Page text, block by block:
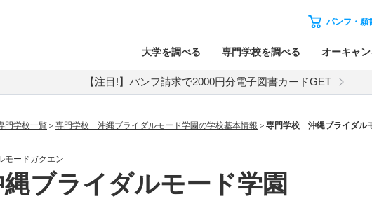
パンフ・願
大学を調べる 専門学校を調べる オーキャ
【注目!】パンフ請求で2000円分電子図書カードGET
門学校一覧 専門学校 沖縄ブライダルモード学園の学校基本情報 専門学校 沖縄ブライダル
ードガクエン
ブライダルモード学園